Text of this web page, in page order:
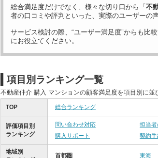
総合満足度だけでなく、様々な切り口から「不
者の口コミや評判といった、実際のユーザーの
サービス検討の際、“ユーザー満足度”からも比
にお役立てください。
項目別ランキング一覧
不動産仲介 購入 マンションの顧客満足度を項目別に並
TOP 総合ランキング
評価項目別
ランキング
問い合わせ対応 担当
購入サポート
契約手
地域別
首都圏 東海